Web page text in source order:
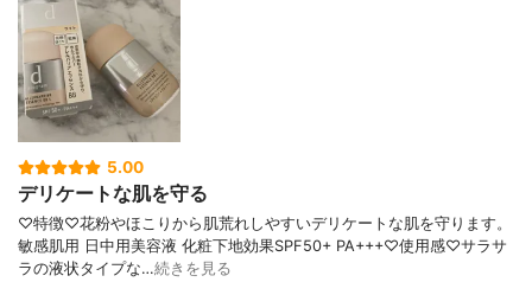
5.00
デリケートな肌を守る
♡特徴♡花粉やほこりから肌荒れしやすいデリケートな肌を守ります。
敏感肌用 日中用美容液 化粧下地効果SPF50+ PA+++♡使用感♡サラサ
ラの液状タイプな…続きを見る